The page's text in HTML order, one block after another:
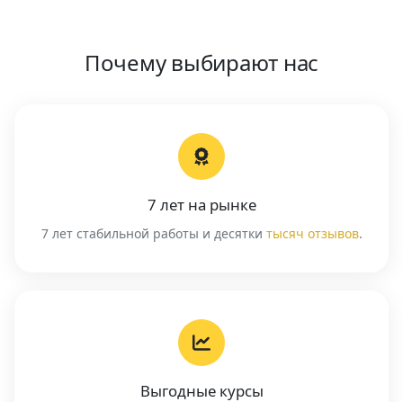
Почему выбирают нас
7 лет на рынке
7 лет стабильной работы и десятки тысяч отзывов.
Выгодные курсы